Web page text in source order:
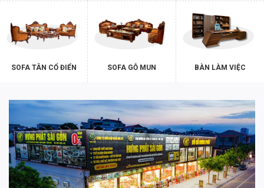
SOFA TÂN CỔ ĐIỂN SOFA GỖ MUN BÀN LÀM VIỆC